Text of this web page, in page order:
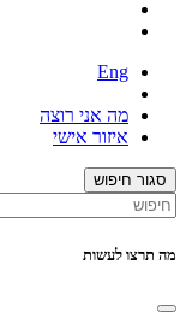
Eng
מה אני רוצה
איזור אישי
סגור חיפוש
מה תרצו לעשות